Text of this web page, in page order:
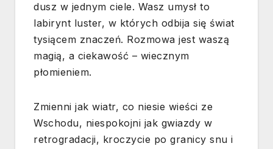
dusz w jednym ciele. Wasz umysł to
labirynt luster, w których odbija się świat
tysiącem znaczeń. Rozmowa jest waszą
magią, a ciekawość – wiecznym
płomieniem.
Zmienni jak wiatr, co niesie wieści ze
Wschodu, niespokojni jak gwiazdy w
retrogradacji, kroczycie po granicy snu i